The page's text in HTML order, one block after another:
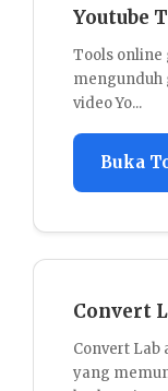
Anda
(thumbnail) dari
serbaguna
mengubah